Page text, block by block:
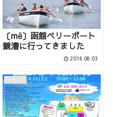
〔më〕函館ペリーボート
競漕に行ってきました
2016.08.03
イベント